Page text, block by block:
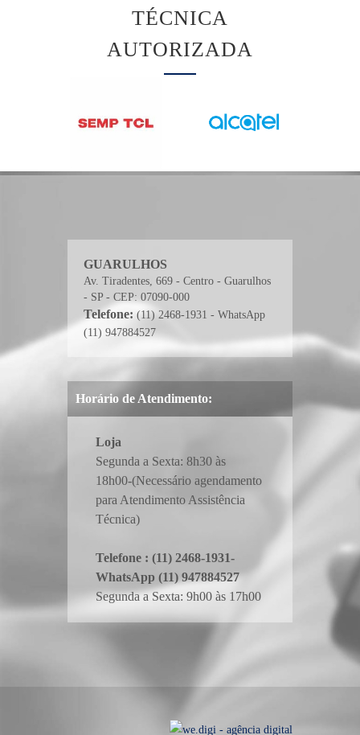
TÉCNICA
AUTORIZADA
GUARULHOS
Av. Tiradentes, 669 - Centro - Guarulhos
- SP - CEP: 07090-000
Telefone: (11) 2468-1931 - WhatsApp
(11) 947884527
Horário de Atendimento:
Loja
Segunda a Sexta: 8h30 às
18h00-(Necessário agendamento
para Atendimento Assistência
Técnica)
Telefone : (11) 2468-1931-
WhatsApp (11) 947884527
Segunda a Sexta: 9h00 às 17h00